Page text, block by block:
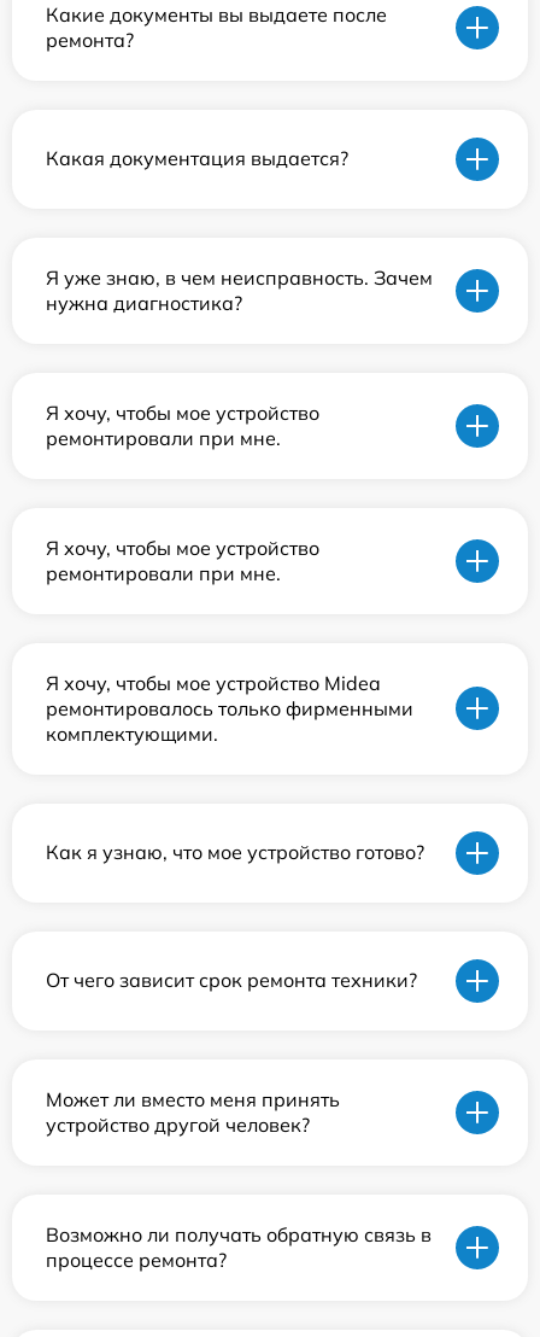
Какие документы вы выдаете после
ремонта?
Какая документация выдается?
Я уже знаю, в чем неисправность. Зачем
нужна диагностика?
Я хочу, чтобы мое устройство
ремонтировали при мне.
Я хочу, чтобы мое устройство
ремонтировали при мне.
Я хочу, чтобы мое устройство Midea
ремонтировалось только фирменными
комплектующими.
Как я узнаю, что мое устройство готово?
От чего зависит срок ремонта техники?
Может ли вместо меня принять
устройство другой человек?
Возможно ли получать обратную связь в
процессе ремонта?